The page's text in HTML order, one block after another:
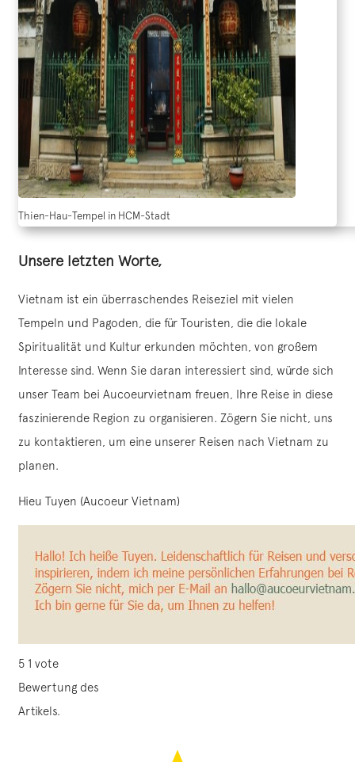
Thien-Hau-Tempel in HCM-Stadt
Unsere letzten Worte,
Vietnam ist ein überraschendes Reiseziel mit vielen
Tempeln und Pagoden, die für Touristen, die die lokale
Spiritualität und Kultur erkunden möchten, von großem
Interesse sind. Wenn Sie daran interessiert sind, würde sich
unser Team bei Aucoeurvietnam freuen, Ihre Reise in diese
faszinierende Region zu organisieren. Zögern Sie nicht, uns
zu kontaktieren, um eine unserer Reisen nach Vietnam zu
planen.
Hieu Tuyen (Aucoeur Vietnam)
5 1 vote
Bewertung des
Artikels.